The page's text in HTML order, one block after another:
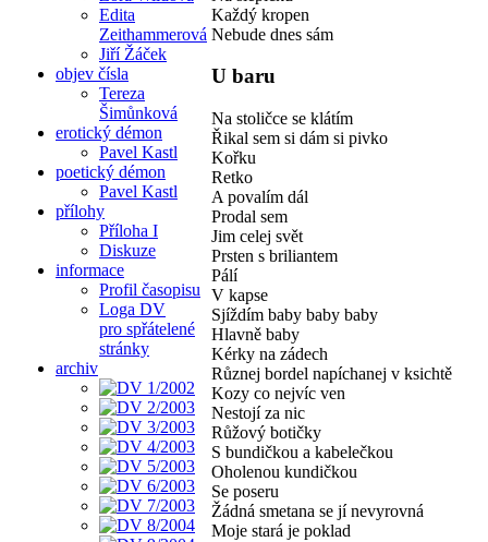
Edita
Zeithammerová
Jiří Žáček
objev čísla
Tereza
Šimůnková
erotický démon
Pavel Kastl
poetický démon
Pavel Kastl
přílohy
Příloha I
Diskuze
informace
Profil časopisu
Loga DV
pro spřátelené
stránky
archiv
Každý kropen
Nebude dnes sám
U baru
Na stoličce se klátím
Řikal sem si dám si pivko
Kořku
Retko
A povalím dál
Prodal sem
Jim celej svět
Prsten s briliantem
Pálí
V kapse
Sjíždím baby baby baby
Hlavně baby
Kérky na zádech
Různej bordel napíchanej v ksichtě
Kozy co nejvíc ven
Nestojí za nic
Růžový botičky
S bundičkou a kabelečkou
Oholenou kundičkou
Se poseru
Žádná smetana se jí nevyrovná
Moje stará je poklad